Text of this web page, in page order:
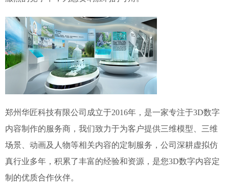
郑州华匠科技有限公司成立于2016年，是一家专注于3D数字
内容制作的服务商，我们致力于为客户提供三维模型、三维
场景、动画及人物等相关内容的定制服务，公司深耕虚拟仿
真行业多年，积累了丰富的经验和资源，是您3D数字内容定
制的优质合作伙伴。